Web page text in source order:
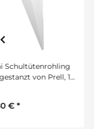
Laterne 12 Stück H: 10
cm D: 7,6 cm mit